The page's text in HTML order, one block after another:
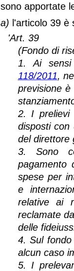
sono apportate
a) l'articolo 39 è
'Art. 39
(Fondo di
1. Ai sensi
118/2011,
previsione
2. I prelievi
disposti con
del direttore
3. Sono
pagamento
spese per
e
relative ai
reclamate
delle
4. Sul
alcun caso
5. I